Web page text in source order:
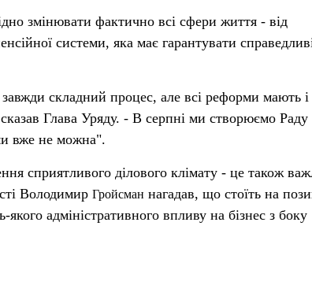
змінювати фактично всі сфери життя - від
системи, яка має гарантувати
складний процес, але всі реформи мають і
Глава Уряду. - В серпні ми створюємо Раду
вже не можна".
сприятливого ділового клімату - це також
Володимир Гройсман нагадав, що стоїть на
якого адміністративного впливу на бізнес з боку